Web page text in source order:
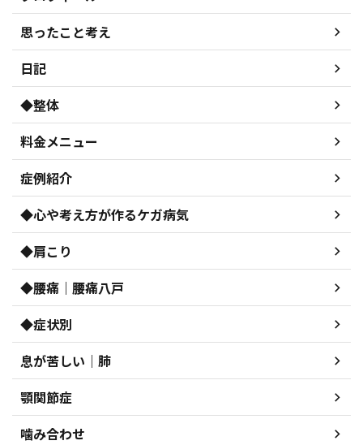
思ったこと考え
日記
◆整体
料金メニュー
症例紹介
◆心や考え方が作るケガ病気
◆肩こり
◆腰痛｜腰痛八戸
◆症状別
息が苦しい｜肺
顎関節症
噛み合わせ